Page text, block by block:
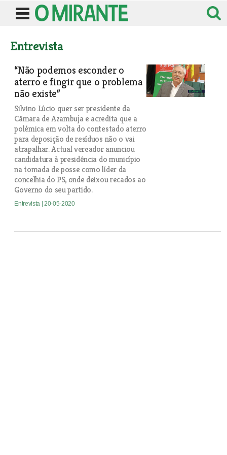
Entrevista
“Não podemos esconder o
aterro e fingir que o problema
não existe”
Silvino Lúcio quer ser presidente da
Câmara de Azambuja e acredita que a
polémica em volta do contestado aterro
para deposição de resíduos não o vai
atrapalhar. Actual vereador anunciou
candidatura à presidência do município
na tomada de posse como líder da
concelhia do PS, onde deixou recados ao
Governo do seu partido.
Entrevista | 20-05-2020